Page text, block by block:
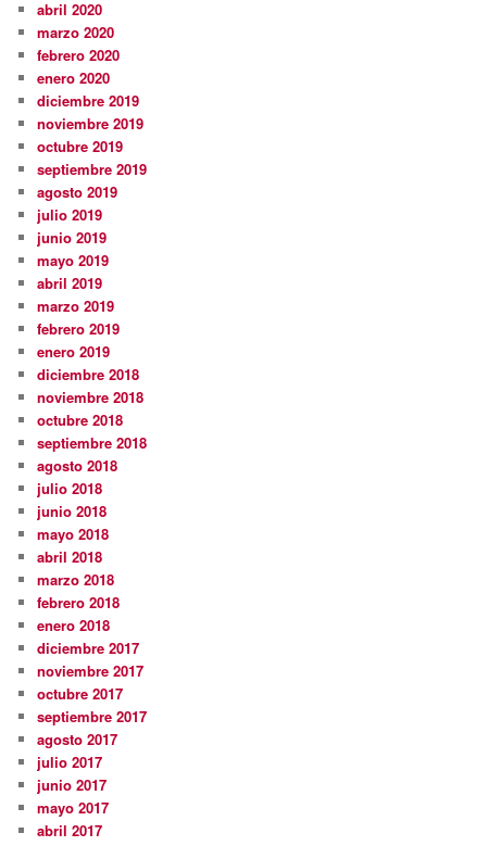
abril 2020
marzo 2020
febrero 2020
enero 2020
diciembre 2019
noviembre 2019
octubre 2019
septiembre 2019
agosto 2019
julio 2019
junio 2019
mayo 2019
abril 2019
marzo 2019
febrero 2019
enero 2019
diciembre 2018
noviembre 2018
octubre 2018
septiembre 2018
agosto 2018
julio 2018
junio 2018
mayo 2018
abril 2018
marzo 2018
febrero 2018
enero 2018
diciembre 2017
noviembre 2017
octubre 2017
septiembre 2017
agosto 2017
julio 2017
junio 2017
mayo 2017
abril 2017